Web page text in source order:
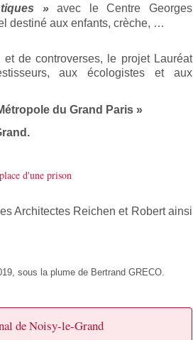
»avec le Centre Georges
destiné aux enfants, crèche, …
de controverses, le projet Lauréat
aux écologistes et aux
du Grand Paris »
Architectes Reichen et Robert ainsi
sous la plume de Bertrand GRECO.
de Noisy-le-Grand